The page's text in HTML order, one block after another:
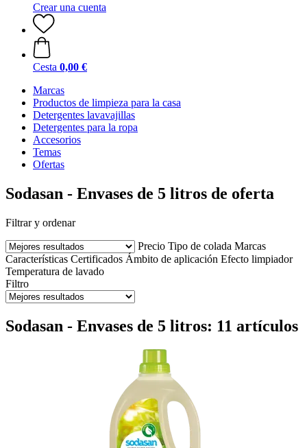
Crear una cuenta
Cesta 0,00 €
Marcas
Productos de limpieza para la casa
Detergentes lavavajillas
Detergentes para la ropa
Accesorios
Temas
Ofertas
Sodasan - Envases de 5 litros de oferta
Filtrar y ordenar
Precio Tipo de colada Marcas
Características Certificados Ámbito de aplicación Efecto limpiador
Temperatura de lavado
Filtro
Sodasan - Envases de 5 litros: 11 artículos